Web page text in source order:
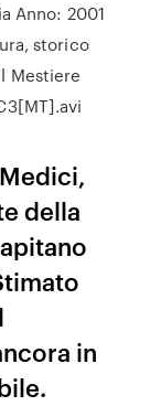
Anno: 2001
storico
Mestiere
della
in